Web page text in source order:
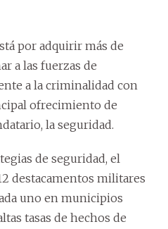
por adquirir más de
a las fuerzas de
a la criminalidad con
ofrecimiento de
la seguridad.
de seguridad, el
destacamentos militares
uno en municipios
tasas de hechos de